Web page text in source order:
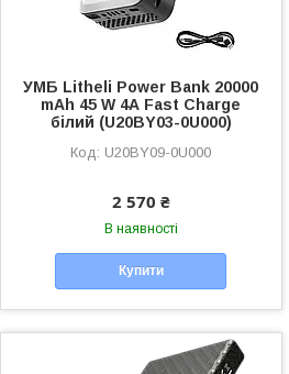
УМБ Litheli Power Bank 20000
mAh 45 W 4А Fast Charge
білий (U20BY03-0U000)
U20BY09-0U000
2 570 ₴
В наявності
Купити